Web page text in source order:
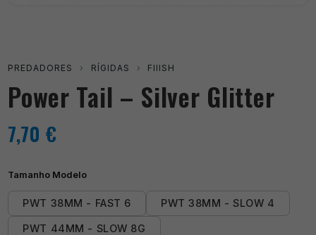
PREDADORES › RÍGIDAS › FIIISH
Power Tail – Silver Glitter
7,70 €
Tamanho Modelo
PWT 38MM - FAST 6 PWT 38MM - SLOW 4
PWT 44MM - SLOW 8G